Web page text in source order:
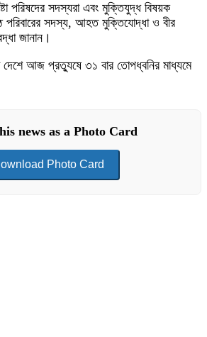
পরিষদের সদস্যরা এবং মুক্তিযুদ্ধ বিষয়ক
পরিবারের সদস্য, আহত মুক্তিযোদ্ধা ও বীর
জানান।
দেশে আজ প্রত্যুষে ৩১ বার তোপধ্বনির মাধ্যমে
news as a Photo Card
Photo Card